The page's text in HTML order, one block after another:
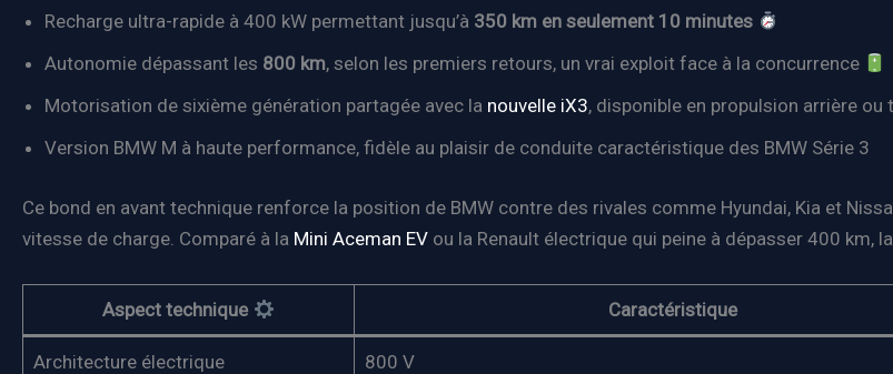
Recharge ultra-rapide à 400 kW permettant jusqu’à 350 km en seulement 10 minutes
Autonomie dépassant les 800 km, selon les premiers retours, un vrai exploit face à la concurrence
Motorisation de sixième génération partagée avec la nouvelle iX3, disponible en propulsion arrière
Version BMW M à haute performance, fidèle au plaisir de conduite caractéristique des BMW Série 3
Ce bond en avant technique renforce la position de BMW contre des rivales comme Hyundai, Kia et
vitesse de charge. Comparé à la Mini Aceman EV ou la Renault électrique qui peine à dépasser 400 km,
Aspect technique Caractéristique
Architecture électrique 800 V